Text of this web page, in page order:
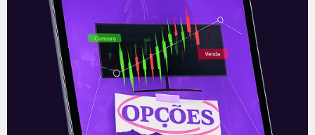
Recomendado para
você